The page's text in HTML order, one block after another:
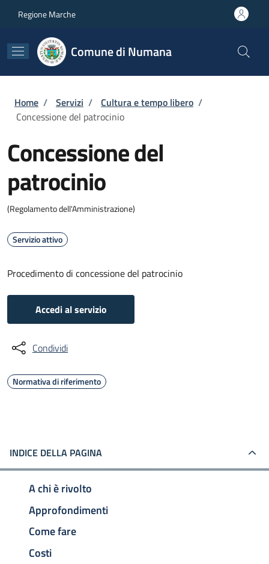
Regione Marche
Comune di Numana
Briciole di pane
Home / Servizi / Cultura e tempo libero /
Concessione del patrocinio
Concessione del
patrocinio
(Regolamento dell'Amministrazione)
Servizio attivo
Procedimento di concessione del patrocinio
Accedi al servizio
Condividi
Normativa di riferimento
INDICE DELLA PAGINA
A chi è rivolto
Approfondimenti
Come fare
Costi